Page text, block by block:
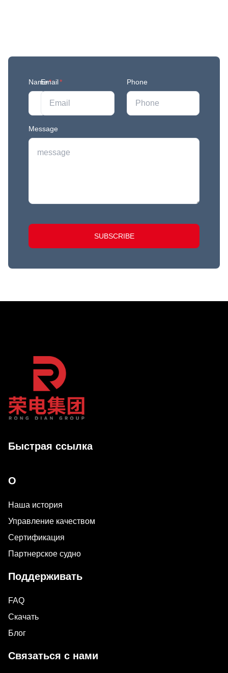
Name*
Email* Phone
Message
SUBSCRIBE
Быстрая ссылка
О
Наша история
Управление качеством
Сертификация
Партнерское судно
Поддерживать
FAQ
Скачать
Блог
Связаться с нами